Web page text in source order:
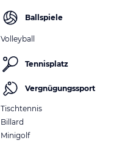
Ballspiele
Volleyball
Tennisplatz
Vergnügungssport
Tischtennis
Billard
Minigolf